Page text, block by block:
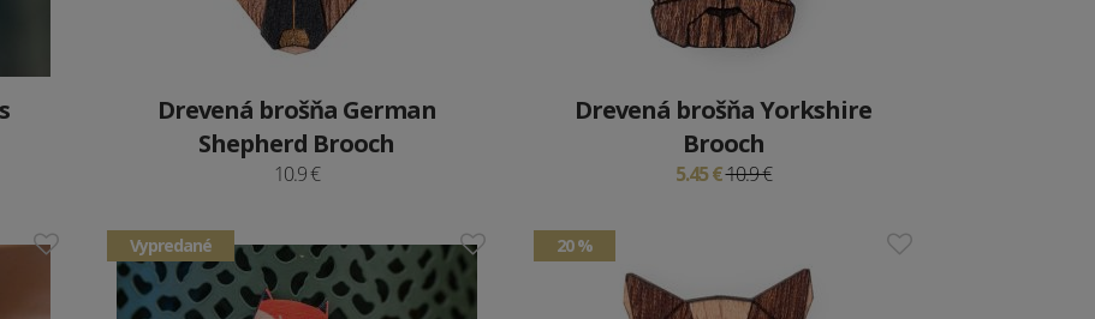
Drevená brošňa German
Shepherd Brooch
10.9 €
Drevená brošňa Yorkshire
Brooch
5.45 €10.9 €
Vypredané 20 %